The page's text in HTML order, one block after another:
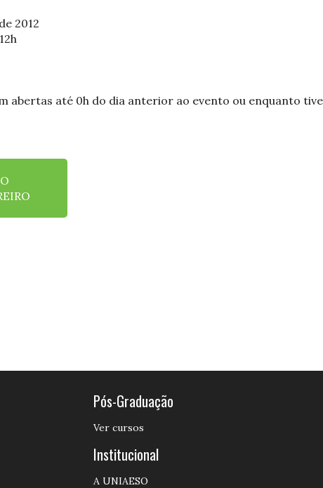
2012
abertas até 0h do dia anterior ao evento ou enquanto
Pós-Graduação
Ver cursos
Institucional
A UNIAESO